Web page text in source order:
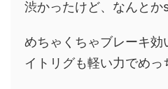
渋かったけど、なんと
めちゃくちゃブレーキ効
イトリグも軽い力でめっ